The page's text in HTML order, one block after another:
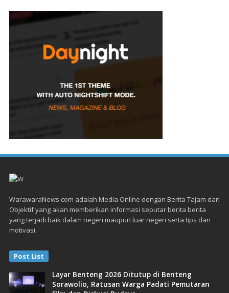
WarawaraNews.com adalah Media Online dengan Berita Tajam dan
Objektif yang akan memberikan informasi seputar berita berita
yang terjadi baik dalam negeri maupun luar negeri serta tips dan
motivasi.
Post List
Layar Benteng 2026 Ditutup di Benteng
Sorawolio, Ratusan Warga Padati Pemutaran